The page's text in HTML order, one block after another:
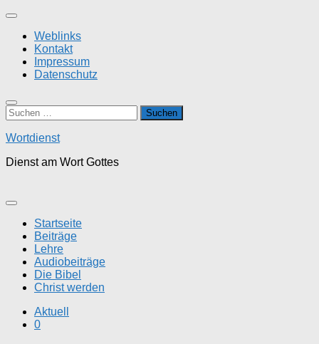
Zum
springenWeblinks
Kontakt
Impressum
Datenschutz
Suchen
nach:
Wortdienst
Dienst am Wort Gottes
Startseite
Beiträge
Lehre
Audiobeiträge
Die Bibel
Christ werden
Aktuell
0